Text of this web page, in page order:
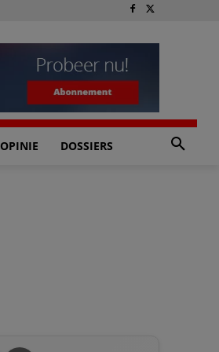
OPINIE DOSSIERS